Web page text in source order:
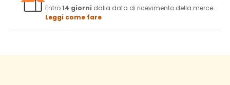
Entro14 giorni dalla data di ricevimento della merce.
Leggi come fare